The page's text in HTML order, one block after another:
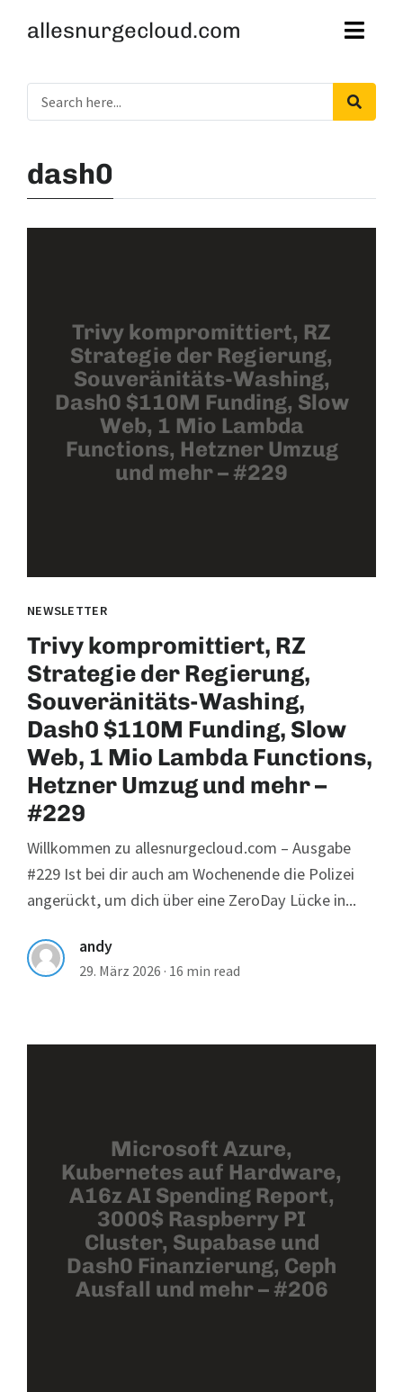
allesnurgecloud.com
dash0
Trivy kompromittiert, RZ
Strategie der Regierung,
Souveränitäts-Washing,
Dash0 $110M Funding, Slow
Web, 1 Mio Lambda
Functions, Hetzner Umzug
und mehr – #229
NEWSLETTER
Trivy kompromittiert, RZ
Strategie der Regierung,
Souveränitäts-Washing,
Dash0 $110M Funding, Slow
Web, 1 Mio Lambda Functions,
Hetzner Umzug und mehr –
#229
Willkommen zu allesnurgecloud.com – Ausgabe
#229 Ist bei dir auch am Wochenende die Polizei
angerückt, um dich über eine ZeroDay Lücke in...
andy
29. März 2026 · 16 min read
Microsoft Azure,
Kubernetes auf Hardware,
A16z AI Spending Report,
3000$ Raspberry PI
Cluster, Supabase und
Dash0 Finanzierung, Ceph
Ausfall und mehr – #206